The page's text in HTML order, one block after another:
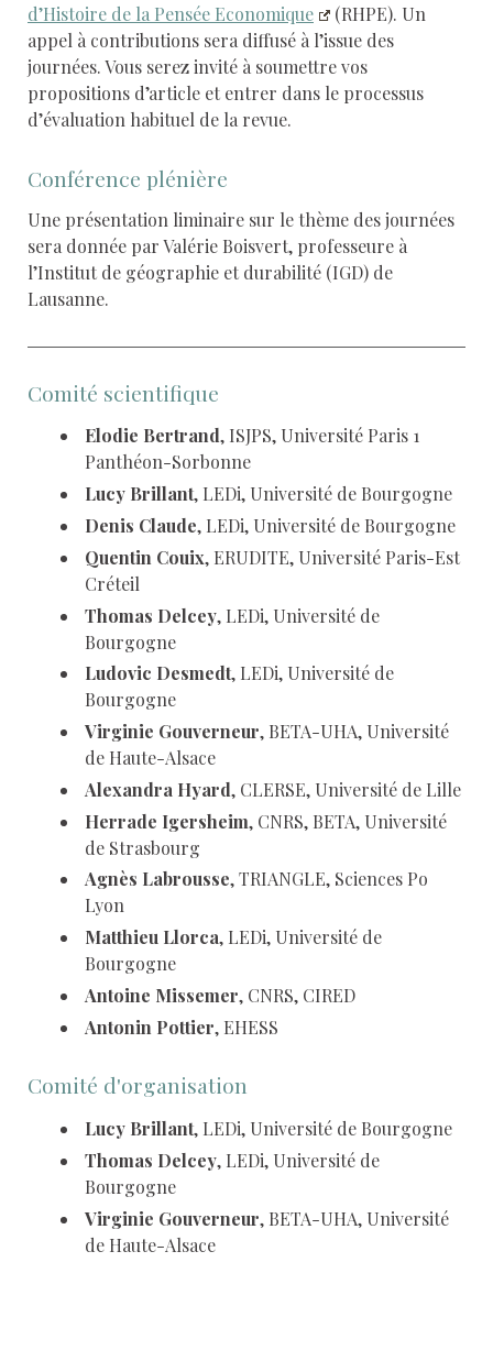
d’Histoire de la Pensée Economique
(RHPE). Un
appel à contributions sera diffusé à l’issue des
journées. Vous serez invité à soumettre vos
propositions d’article et entrer dans le processus
d’évaluation habituel de la revue.
Conférence plénière
Une présentation liminaire sur le thème des journées
sera donnée par Valérie Boisvert, professeure à
l’Institut de géographie et durabilité (IGD) de
Lausanne.
Comité scientifique
Elodie Bertrand, ISJPS, Université Paris 1
Panthéon-Sorbonne
Lucy Brillant, LEDi, Université de Bourgogne
Denis Claude, LEDi, Université de Bourgogne
Quentin Couix, ERUDITE, Université Paris-Est
Créteil
Thomas Delcey, LEDi, Université de
Bourgogne
Ludovic Desmedt, LEDi, Université de
Bourgogne
Virginie Gouverneur, BETA-UHA, Université
de Haute-Alsace
Alexandra Hyard, CLERSE, Université de Lille
Herrade Igersheim, CNRS, BETA, Université
de Strasbourg
Agnès Labrousse, TRIANGLE, Sciences Po
Lyon
Matthieu Llorca, LEDi, Université de
Bourgogne
Antoine Missemer, CNRS, CIRED
Antonin Pottier, EHESS
Comité d'organisation
Lucy Brillant, LEDi, Université de Bourgogne
Thomas Delcey, LEDi, Université de
Bourgogne
Virginie Gouverneur, BETA-UHA, Université
de Haute-Alsace